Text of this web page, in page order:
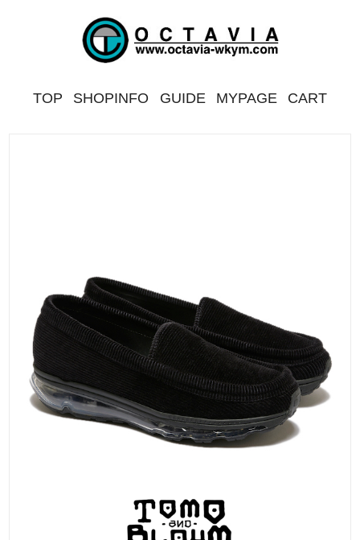
TOP SHOPINFO GUIDE MYPAGE CART